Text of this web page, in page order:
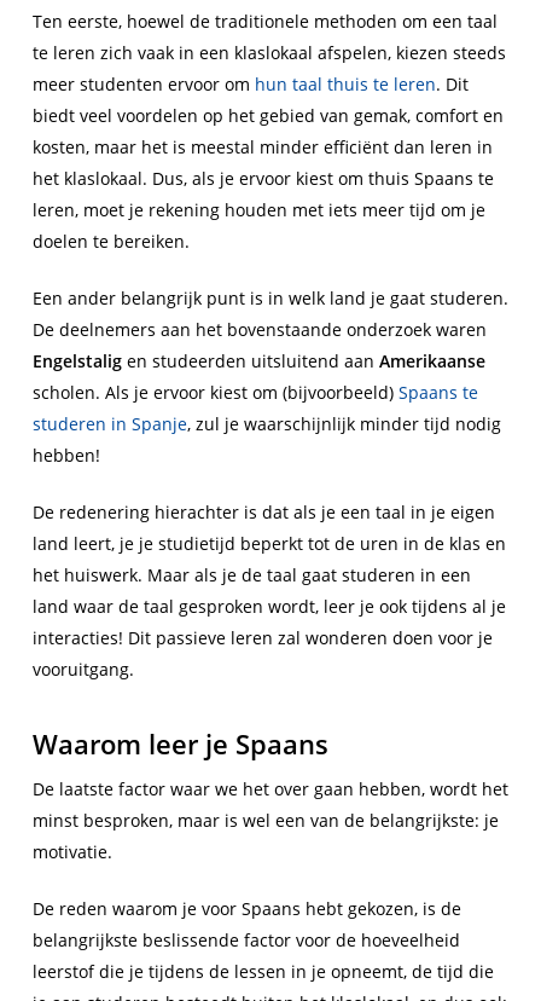
Ten eerste, hoewel de traditionele methoden om een taal
te leren zich vaak in een klaslokaal afspelen, kiezen steeds
meer studenten ervoor om hun taal thuis te leren. Dit
biedt veel voordelen op het gebied van gemak, comfort en
kosten, maar het is meestal minder efficiënt dan leren in
het klaslokaal. Dus, als je ervoor kiest om thuis Spaans te
leren, moet je rekening houden met iets meer tijd om je
doelen te bereiken.
Een ander belangrijk punt is in welk land je gaat studeren.
De deelnemers aan het bovenstaande onderzoek waren
Engelstaligen studeerden uitsluitend aan Amerikaanse
scholen. Als je ervoor kiest om (bijvoorbeeld) Spaans te
studeren in Spanje, zul je waarschijnlijk minder tijd nodig
hebben!
De redenering hierachter is dat als je een taal in je eigen
land leert, je je studietijd beperkt tot de uren in de klas en
het huiswerk. Maar als je de taal gaat studeren in een
land waar de taal gesproken wordt, leer je ook tijdens al je
interacties! Dit passieve leren zal wonderen doen voor je
vooruitgang.
Waarom leer je Spaans
De laatste factor waar we het over gaan hebben, wordt het
minst besproken, maar is wel een van de belangrijkste: je
motivatie.
De reden waarom je voor Spaans hebt gekozen, is de
belangrijkste beslissende factor voor de hoeveelheid
leerstof die je tijdens de lessen in je opneemt, de tijd die